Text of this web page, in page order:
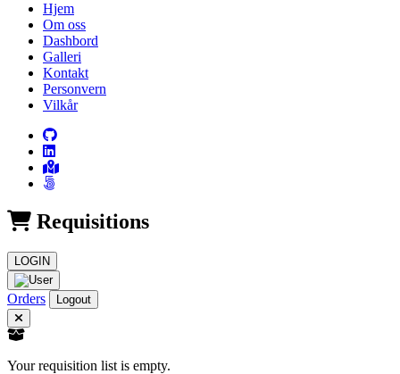
Hjem
Om oss
Dashbord
Galleri
Kontakt
Personvern
Vilkår
Requisitions
LOGIN
Orders Logout
Your requisition list is empty.